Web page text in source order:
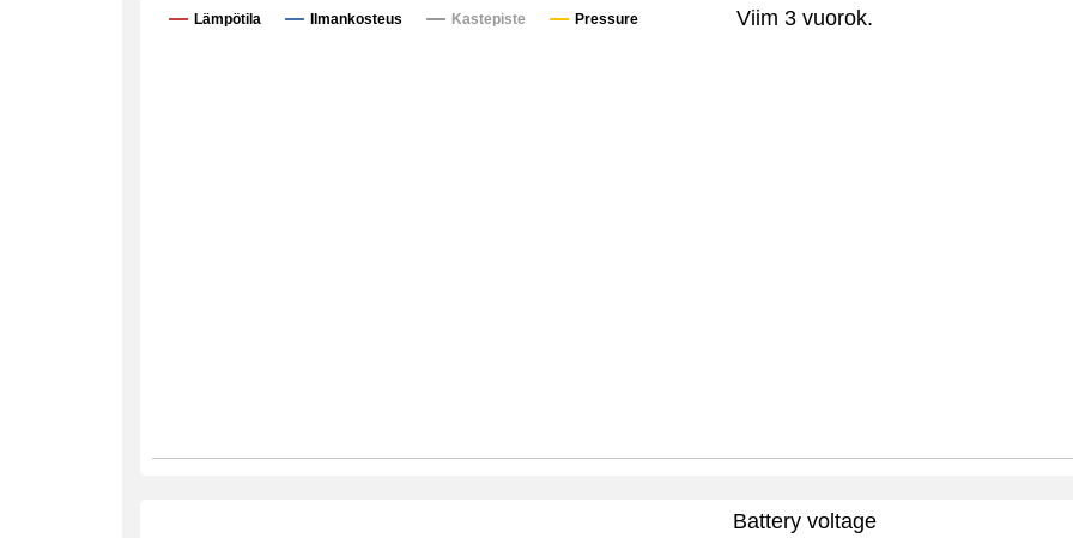
Viim 3 vuorok.
Lämpötila Ilmankosteus Kastepiste Pressure
Battery voltage